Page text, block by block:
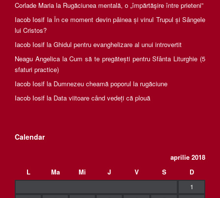
Corlade Maria la Rugăciunea mentală, o „împărtăşire între prieteni”
Iacob Iosif la În ce moment devin pâinea și vinul Trupul și Sângele
lui Cristos?
Iacob Iosif la Ghidul pentru evanghelizare al unui introvertit
Neagu AngelicalaCum să te pregătești pentru Sfânta Liturghie (5
sfaturi practice)
Iacob Iosif la Dumnezeu cheamă poporul la rugăciune
Iacob Iosif la Data viitoare când vedeți că plouă
Calendar
aprilie 2018
L
Ma Mi J V S
D
1